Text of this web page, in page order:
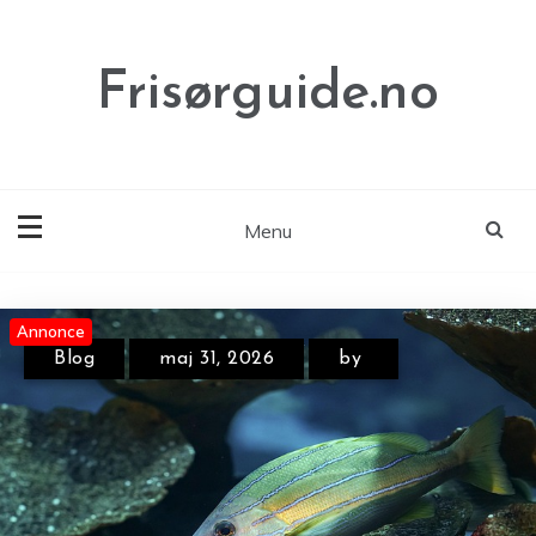
Frisørguide.no
Menu
Annonce
Annonce
Blog maj 31, 2026 by
Annonce